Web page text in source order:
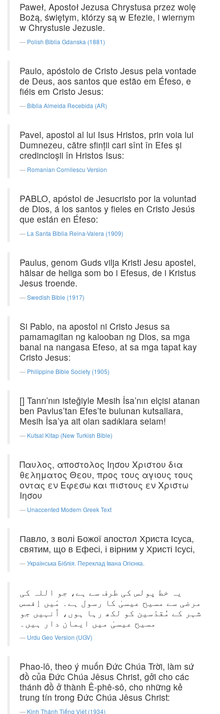
Paweł, Apostoł Jezusa Chrystusa przez wolę
Bożą, świętym, którzy są w Efezie, i wiernym
w Chrystusie Jezusie.
Polish Biblia Gdanska (1881)
Paulo, apóstolo de Cristo Jesus pela vontade
de Deus, aos santos que estão em Éfeso, e
fiéis em Cristo Jesus:
Bíblia Almeida Recebida (AR)
Pavel, apostol al lui Isus Hristos, prin voia lui
Dumnezeu, către sfinţii cari sînt în Efes şi
credincioşii în Hristos Isus:
Romanian Cornilescu Version
PABLO, apóstol de Jesucristo por la voluntad
de Dios, á los santos y fieles en Cristo Jesús
que están en Éfeso:
La Santa Biblia Reina-Valera (1909)
Paulus, genom Guds vilja Kristi Jesu apostel,
hälsar de heliga som bo i Efesus, de i Kristus
Jesus troende.
Swedish Bible (1917)
Si Pablo, na apostol ni Cristo Jesus sa
pamamagitan ng kalooban ng Dios, sa mga
banal na nangasa Efeso, at sa mga tapat kay
Cristo Jesus:
Philippine Bible Society (1905)
[] Tanrı’nın isteğiyle Mesih İsa’nın elçisi atanan
ben Pavlus’tan Efes’te bulunan kutsallara,
Mesih İsa’ya ait olan sadıklara selam!
Kutsal Kitap (New Turkish Bible)
Παυλος, αποστολος Ιησου Χριστου δια
θεληματος Θεου, προς τους αγιους τους
οντας εν Εφεσω και πιστους εν Χριστω
Ιησου
Unaccented Modern Greek Text
Павло, з волі Божої апостол Христа Ісуса,
святим, що в Ефесі, і вірним у Христі Ісусі,
Українська Біблія. Переклад Івана Огієнка.
یہ خط پولس کی طرف سے ہے، جو اللہ کی
مرضی سے مسیح عیسیٰ کا رسول ہے۔ مَیں اِفسس
شہر کے مُقدّسین کو لکھ رہا ہوں، اُنہیں جو
مسیح عیسیٰ میں ایمان دار ہیں۔
Urdu Geo Version (UGV)
Phao-lô, theo ý muốn Ðức Chúa Trời, làm sứ
đồ của Ðức Chúa Jêsus Christ, gởi cho các
thánh đồ ở thành Ê-phê-sô, cho những kẻ
trung tín trong Ðức Chúa Jêsus Christ:
Kinh Thánh Tiếng Việt (1934)